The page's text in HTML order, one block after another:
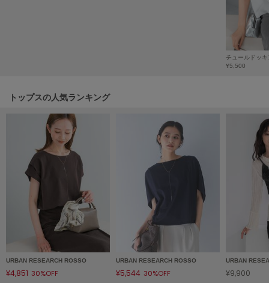
sanrio house
サンリオハウス
SESAME STREET MARKET
セサミストリートマーケット
SHAKA
Sneakers by emmi
スニーカーズ バイ エミ
Snow Peak
スノーピーク
チュールドッ
¥5,500
トップスの人気ランキング
URBAN RESEARCH ROSSO
¥4,851 30%OFF
URBAN RESEARCH ROSSO
¥5,544 30%OFF
URBAN
¥9,900